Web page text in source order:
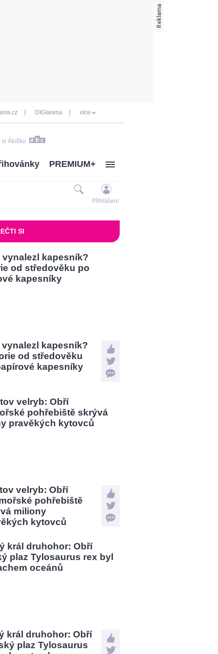
DIGIarena více
si Ábíčko
PREMIUM+
Přihlášení
SI
vynalezl kapesník?
od středověku
kapesníky
velryb: Obří
pohřebiště
miliony
kytovců
král druhohor: Obří
plaz Tylosaurus